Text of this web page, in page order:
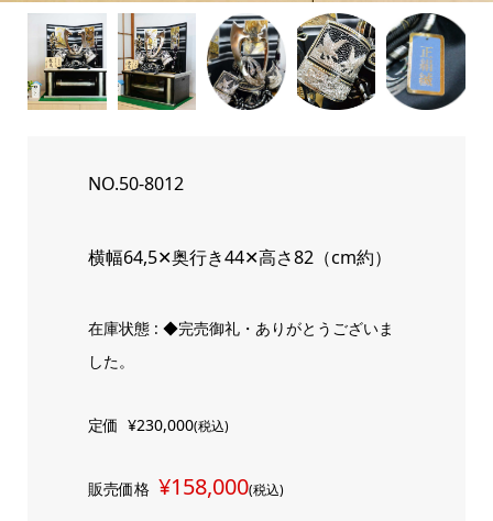
NO.50-8012
横幅64,5✕奥行き44✕高さ82（cm約）
在庫状態 : ◆完売御礼・ありがとうございま
した。
定価 ¥230,000(税込)
販売価格 ¥158,000(税込)